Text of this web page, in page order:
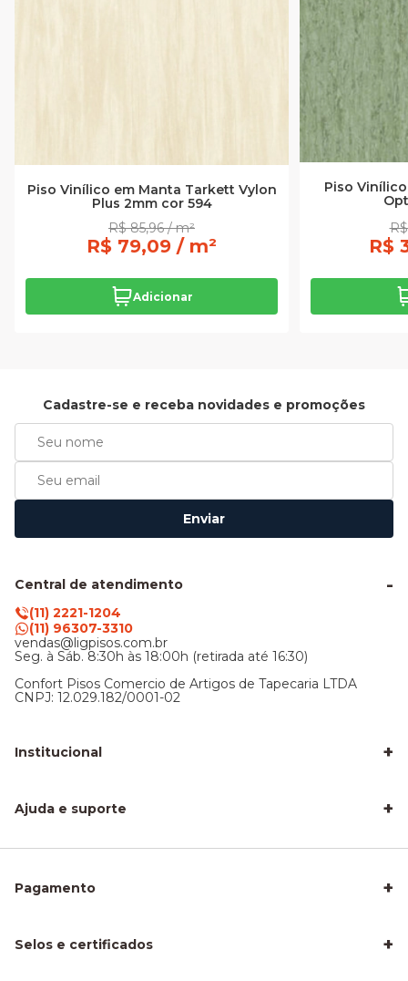
Piso Vinílico em Manta Tarkett Vylon
Plus 2mm cor 594
R$ 85,96 / m²
R$ 79,09 / m²
Adicionar
Piso
R$
Cadastre-se e receba novidades e promoções
Enviar
Central de atendimento
(11) 2221-1204
(11) 96307-3310
vendas@ligpisos.com.br
Seg. à Sáb. 8:30h às 18:00h (retirada até 16:30)
Confort Pisos Comercio de Artigos de Tapecaria LTDA
CNPJ: 12.029.182/0001-02
Institucional +
Sobre nós
Nossa Loja
Ajuda e suporte +
Frete e entrega
Como Calcular a Área do seu Piso
Piso Laminado para Sala
Pagamento +
Selos e certificados +